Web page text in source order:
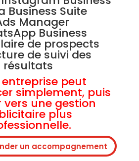
Business Suite
Manager
Business
de prospects
de suivi des
résultats
peut
simplement, puis
vers une gestion
plus
un accompagnement